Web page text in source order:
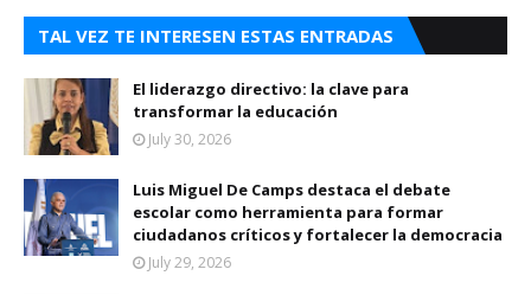
TAL VEZ TE INTERESEN ESTAS ENTRADAS
El liderazgo directivo: la clave para
transformar la educación
July 30, 2026
Luis Miguel De Camps destaca el debate
escolar como herramienta para formar
ciudadanos críticos y fortalecer la democracia
July 29, 2026